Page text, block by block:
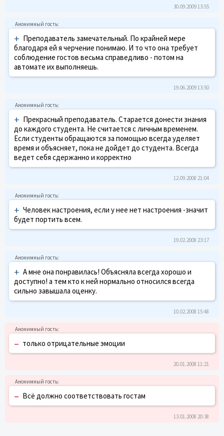
30.09.2009 13:55
+ Преподаватель замечательный. По крайней мере
благодаря ей я черчение понимаю. И то что она требует
соблюдение гостов весьма справедливо - потом на
автомате их выполняешь.
19.06.2009 13:50
+ Прекрасный преподаватель. Старается донести знания
до каждого студента. Не считается с личным временем.
Если студенты обращаются за помощью всегда уделяет
время и объясняет, пока не дойдет до студента. Всегда
ведет себя сдержанно и корректно
12.09.2008 21:04
+ Человек настроения, если у нее нет настроения -значит
будет портить всем.
19.02.2008 23:17
+ А мне она понравилась! Объясняла всегда хорошо и
доступно! а тем кто к ней нормально относился всегда
сильно завышала оценку.
10.02.2008 15:48
– только отрицательные эмоции
20.01.2008 11:21
– Всё должно соответствовать гостам
13.01.2008 20:38